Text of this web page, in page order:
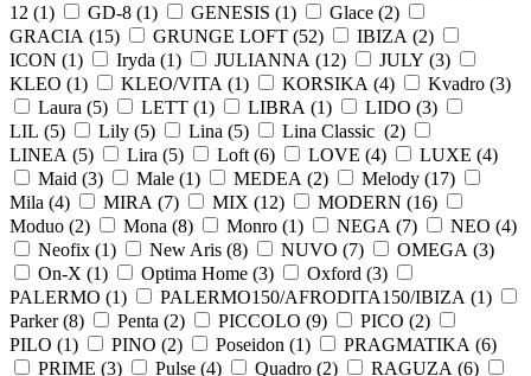
12 (1) GD-8 (1) GENESIS (1) Glace (2)
GRACIA (15) GRUNGE LOFT (52) IBIZA (2)
ICON (1) Iryda (1) JULIANNA (12) JULY (3)
KLEO (1) KLEO/VITA (1) KORSIKA (4) Kvadro (3)
Laura (5) LETT (1) LIBRA (1) LIDO (3)
LIL (5) Lily (5) Lina (5) Lina Classic (2)
LINEA (5) Lira (5) Loft (6) LOVE (4) LUXE (4)
Maid (3) Male (1) MEDEA (2) Melody (17)
Mila (4) MIRA (7) MIX (12) MODERN (16)
Moduo (2) Mona (8) Monro (1) NEGA (7) NEO (4)
Neofix (1) New Aris (8) NUVO (7) OMEGA (3)
On-X (1) Optima Home (3) Oxford (3)
PALERMO (1) PALERMO150/AFRODITA150/IBIZA (1)
Parker (8) Penta (2) PICCOLO (9) PICO (2)
PILO (1) PINO (2) Poseidon (1) PRAGMATIKA (6)
PRIME (3) Pulse (4) Quadro (2) RAGUZA (6)